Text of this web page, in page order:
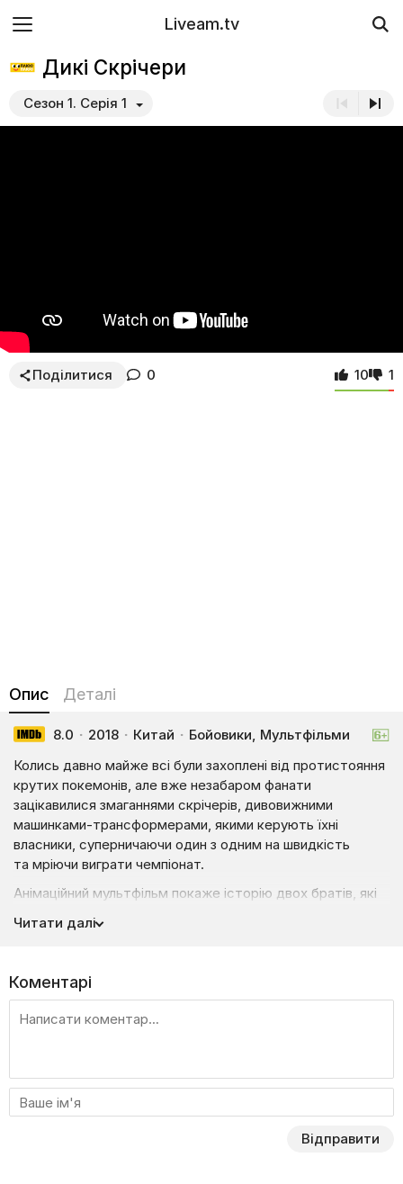
Liveam.tv
Дикі Скрічери
Сезон 1. Серія 1
Поділитися 0 10 1
Опис Деталі
8.0 · 2018 · Китай · Бойовики, Мультфільми
Колись давно майже всі були захоплені від протистояння
крутих покемонів, але вже незабаром фанати
зацікавилися змаганнями скрічерів, дивовижними
машинками-трансформерами, якими керують їхні
власники, суперничаючи один з одним на швидкість
та мріючи виграти чемпіонат.
Анімаційний мультфільм покаже історію двох братів, які
змагання. Ксандер і Рінго теж мріють брати участь
щоб стати їх власниками, хлопці роблять все можливе.
Несподівано їм до рук потрапляє Джейхок. Ця модель
опинилася на Землі після того, як на одній із галактик
назад, бойові машини були відправлені на Землю.
Дивіться усі сезони мультсеріалу «Дикі Скрічери» на
Читати далі
Коментарі
Відправити